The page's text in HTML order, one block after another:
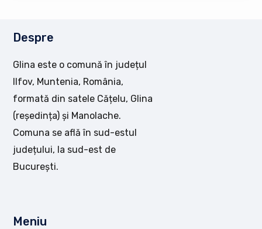
Despre
Glina este o comună în județul
Ilfov, Muntenia, România,
formată din satele Cățelu, Glina
(reședința) și Manolache.
Comuna se află în sud-estul
județului, la sud-est de
București.
Meniu